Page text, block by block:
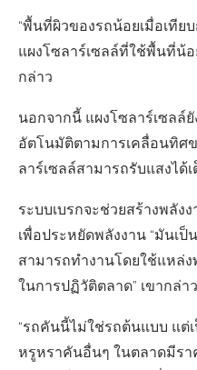
“พื้นที่ผิวของรถน้อยเมื่อเที
แผงโซลาร์เซลล์ที่ใช้พื้นที่น้
กล่าว
นอกจากนี้ แผงโซลาร์เซลล์
อัตโนมัติตามการเคลื่อนทิศ
ลาร์เซลล์สามารถรับแสงได้
ระบบเบรกจะช่วยสร้างพลัง
เพื่อประหยัดพลังงาน “มันเ
สามารถทำงานโดยใช้แหล่
ในการปฏิวัติตลาด” เขากล่าว
“รถคันนี้ไม่ใช่รถต้นแบบ แต่
หรูหราคันอื่นๆ ในตลาดมีรา